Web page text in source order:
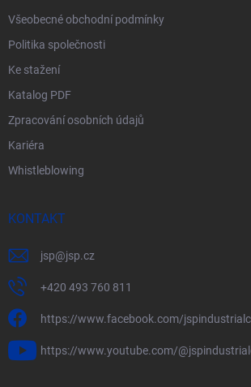
Všeobecné obchodní podmínky
Politika společnosti
Ke stažení
Katalog PDF
Zpracování osobních údajů
Kariéra
Whistleblowing
KONTAKT
jsp@jsp.cz
+420 493 760 811
https://www.facebook.com/
https://www.youtube.com/